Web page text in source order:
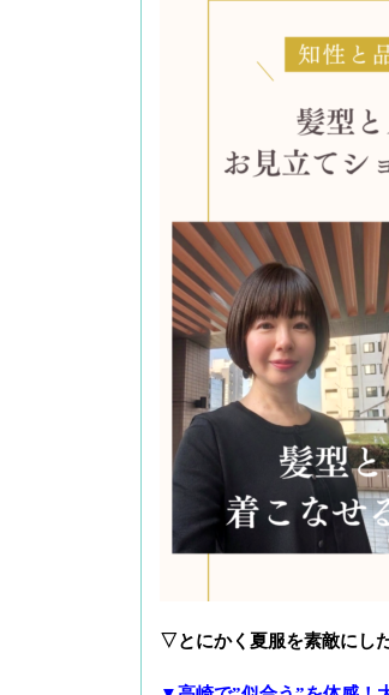
▽とにかく夏服を素敵にし